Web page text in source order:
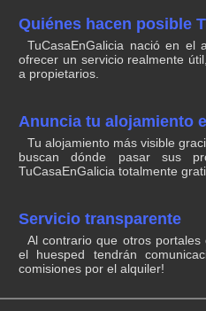
apartamento cuenta con terraza y
la ciudad, y dispone de 4
sala de estar, TV de pantalla
cocina equipada con nevera y
baños con ducha. Hay toallas y
Quiénes hacen posible
TuCasaEnGalicia nació en el
ofrecer un servicio realmente
a propietarios.
Anuncia tu alojamiento
Tu alojamiento más visible
buscan dónde pasar sus
TuCasaEnGalicia totalmente
Servicio transparente
Al contrario que otros
el huesped tendrán
comisiones por el alquiler!